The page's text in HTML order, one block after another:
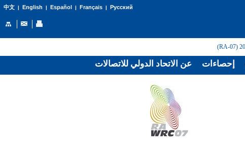
中文| English | Español | Français| Русский
عن الاتحاد الدولي للاتصالات إحصاءات